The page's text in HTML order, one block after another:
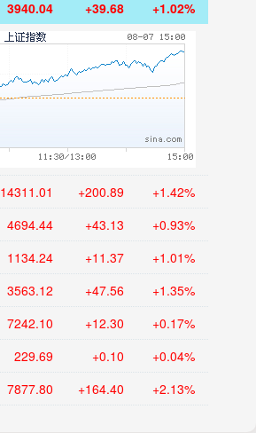
3940.04 +39.68 +1.02%
14311.01 +200.89 +1.42%
4694.44 +43.13 +0.93%
1134.24 +11.37 +1.01%
3563.12 +47.56 +1.35%
7242.10 +12.30 +0.17%
229.69 +0.10 +0.04%
7877.80 +164.40 +2.13%